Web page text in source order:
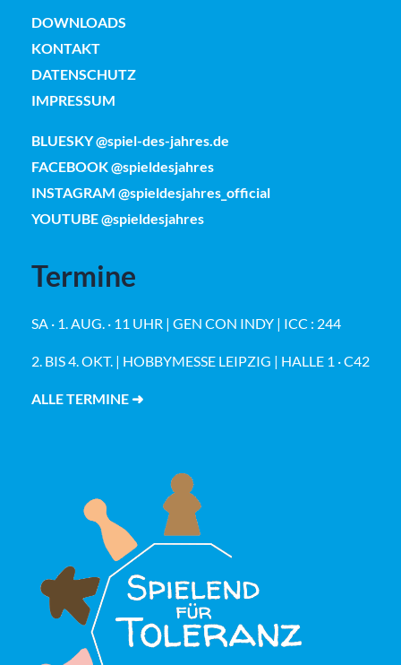
DOWNLOADS
KONTAKT
DATENSCHUTZ
IMPRESSUM
BLUESKY @spiel-des-jahres.de
FACEBOOK @spieldesjahres
INSTAGRAM @spieldesjahres_official
YOUTUBE @spieldesjahres
Termine
SA · 1. AUG. · 11 UHR | GEN CON INDY | ICC : 244
2. BIS 4. OKT. | HOBBYMESSE LEIPZIG | HALLE 1 · C42
ALLE TERMINE ➜